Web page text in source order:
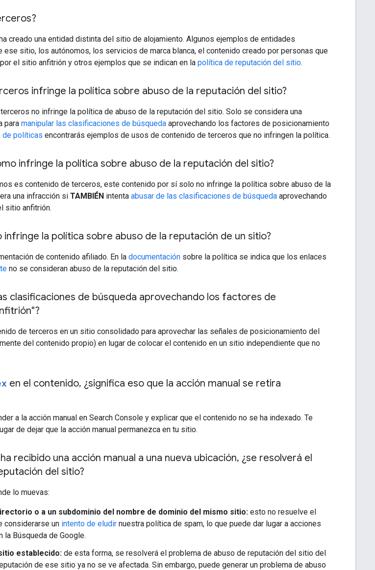
creado una entidad distinta del sitio de alojamiento. Algunos ejemplos de entidades
ese sitio, los autónomos, los servicios de marca blanca, el contenido creado por personas que
el sitio anfitrión y otros ejemplos que se indican en la política de reputación del sitio.
infringe la política sobre abuso de la reputación del sitio?
terceros no infringe la política de abuso de la reputación del sitio. Solo se considera una
para manipular las clasificaciones de búsqueda aprovechando los factores de posicionamiento
de políticas encontrarás ejemplos de usos de contenido de terceros que no infringen la política.
infringe la política sobre abuso de la reputación del sitio?
es contenido de terceros, este contenido por sí solo no infringe la política sobre abuso de la
una infracción si TAMBIÉN intenta abusar de las clasificaciones de búsqueda aprovechando
sitio anfitrión.
infringe la política sobre abuso de la reputación de un sitio?
de contenido afiliado. En la documentación sobre la política se indica que los enlaces
no se consideran abuso de la reputación del sitio.
clasificaciones de búsqueda aprovechando los factores de
de terceros en un sitio consolidado para aprovechar las señales de posicionamiento del
del contenido propio) en lugar de colocar el contenido en un sitio independiente que no
en el contenido, ¿significa eso que la acción manual se retira
a la acción manual en Search Console y explicar que el contenido no se ha indexado. Te
de dejar que la acción manual permanezca en tu sitio.
recibido una acción manual a una nueva ubicación, ¿se resolverá el
del sitio?
lo muevas:
o a un subdominio del nombre de dominio del mismo sitio: esto no resuelve el
considerarse un intento de eludir nuestra política de spam, lo que puede dar lugar a acciones
la Búsqueda de Google.
establecido: de esta forma, se resolverá el problema de abuso de reputación del sitio del
de ese sitio ya no se ve afectada. Sin embargo, puede generar un problema de abuso